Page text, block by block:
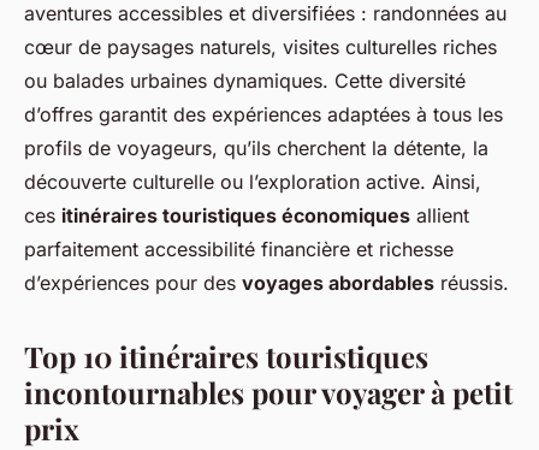
aventures accessibles et diversifiées : randonnées au
cœur de paysages naturels, visites culturelles riches
ou balades urbaines dynamiques. Cette diversité
d’offres garantit des expériences adaptées à tous les
profils de voyageurs, qu’ils cherchent la détente, la
découverte culturelle ou l’exploration active. Ainsi,
ces itinéraires touristiques économiques allient
parfaitement accessibilité financière et richesse
d’expériences pour des voyages abordables réussis.
Top 10 itinéraires touristiques
incontournables pour voyager à petit
prix